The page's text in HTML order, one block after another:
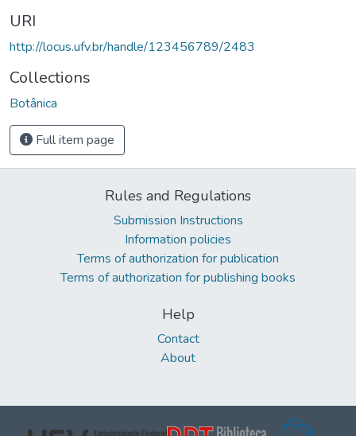
URI
http://locus.ufv.br/handle/123456789/2483
Collections
Botânica
Full item page
Rules and Regulations
Submission Instructions
Information policies
Terms of authorization for publication
Terms of authorization for publishing books
Help
Contact
About